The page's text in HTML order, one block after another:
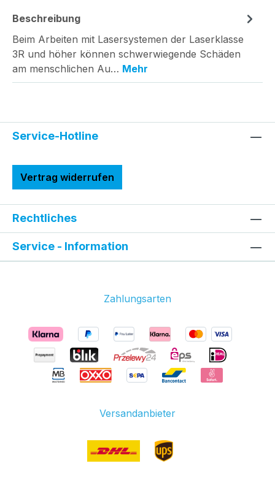
Beschreibung
Beim Arbeiten mit Lasersystemen der Laserklasse
3R und höher können schwerwiegende Schäden
am menschlichen Au… Mehr
Service-Hotline
Vertrag widerrufen
Rechtliches
Service - Information
Zahlungsarten
Versandanbieter